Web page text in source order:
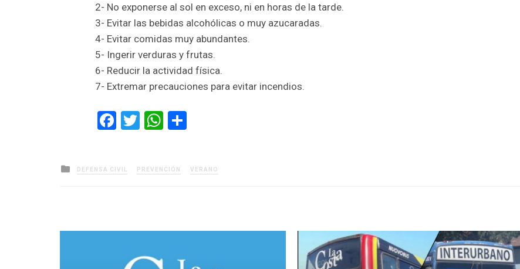
2- No exponerse al sol en exceso, ni en horas de la tarde.
3- Evitar las bebidas alcohólicas o muy azucaradas.
4- Evitar comidas muy abundantes.
5- Ingerir verduras y frutas.
6- Reducir la actividad física.
7- Extremar precauciones para evitar incendios.
Facebook
TwitterWhatsApp
Posted
in
DEFENSA CIVIL PREVENCIÓN VERANO